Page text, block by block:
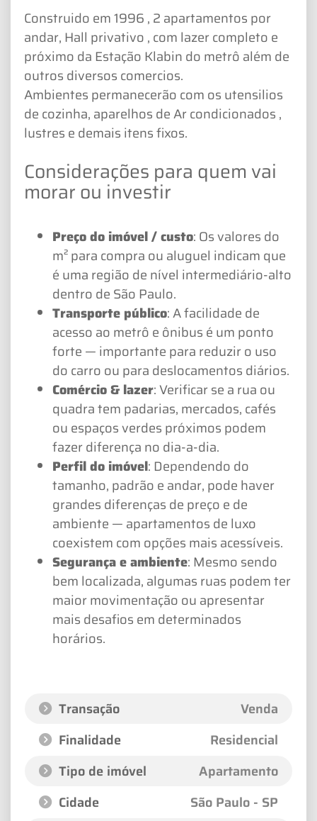
Construido em 1996 , 2 apartamentos por
andar, Hall privativo , com lazer completo e
próximo da Estação Klabin do metrô além de
outros diversos comercios.
Ambientes permanecerão com os utensilios
de cozinha, aparelhos de Ar condicionados ,
lustres e demais itens fixos.
Considerações para quem vai
morar ou investir
Preço do imóvel / custo: Os valores do
m² para compra ou aluguel indicam que
é uma região de nível intermediário-alto
dentro de São Paulo.
Transporte público: A facilidade de
acesso ao metrô e ônibus é um ponto
forte — importante para reduzir o uso
do carro ou para deslocamentos diários.
Comércio & lazer: Verificar se a rua ou
quadra tem padarias, mercados, cafés
ou espaços verdes próximos podem
fazer diferença no dia-a-dia.
Perfil do imóvel: Dependendo do
tamanho, padrão e andar, pode haver
grandes diferenças de preço e de
ambiente — apartamentos de luxo
coexistem com opções mais acessíveis.
Segurança e ambiente: Mesmo sendo
bem localizada, algumas ruas podem ter
maior movimentação ou apresentar
mais desafios em determinados
horários.
Transação
Venda
Finalidade
Residencial
Tipo de imóvel
Apartamento
Cidade
São Paulo - SP